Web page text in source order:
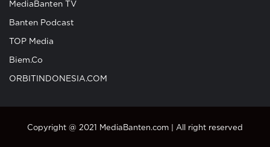
MediaBanten TV
Banten Podcast
TOP Media
Biem.Co
ORBITINDONESIA.COM
Copyright @ 2021 MediaBanten.com | All right reserved